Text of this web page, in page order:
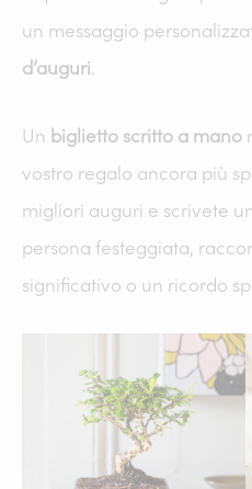
un messaggio
d’auguri.
Un biglietto scritto a mano
vostro regalo ancora più
migliori auguri e scrivete
persona festeggiata,
significativo o un ricordo